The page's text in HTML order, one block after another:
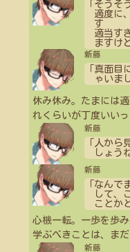
「そうそ
適度に
す
適当す
ますけ
新藤
「真面目
ゃいま
休み休み。たまには
れくらいが丁度いい
新藤
「人から
しょう
新藤
「なんで
して、
ことか
心機一転。一歩を歩
学ぶべきことは、ま
新藤